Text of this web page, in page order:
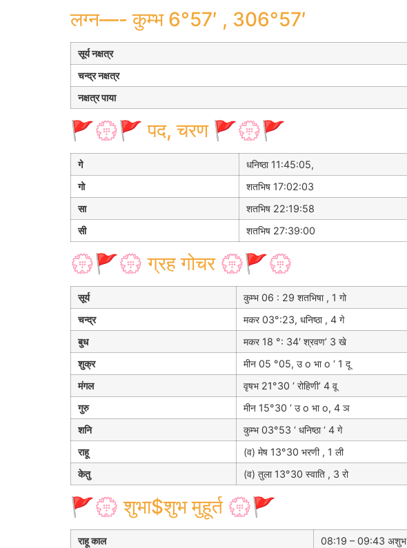
लग्न—- कुम्भ 6°57′ , 306°57′
सूर्य नक्षत्र
चन्द्र नक्षत्र
नक्षत्र पाया
🚩💮🚩 पद, चरण 🚩💮🚩
गे
धनिष्ठा 11:45:05,
गो
शतभिष 17:02:03
सा
शतभिष 22:19:58
सी
शतभिष 27:39:00
💮🚩💮 ग्रह गोचर 💮🚩💮
सूर्य
कुम्भ 06 : 29 शतभिषा , 1 गो
चन्द्र
मकर 03°:23, धनिष्ठा , 4 गे
बुध
मकर 18 °: 34′ श्रवण’ 3 खे
शुक्र
मीन 05 °05, उ o भा o ‘ 1 दू
मंगल
वृषभ 21°30 ‘ रोहिणी’ 4 वू
गुरु
मीन 15°30 ‘ उ o भा o, 4 ञ
शनि
कुम्भ 03°53 ‘ धनिष्ठा ‘ 4 गे
राहू
(व) मेष 13°30 भरणी , 1 ली
केतु
(व) तुला 13°30 स्वाति , 3 रो
🚩💮 शुभा$शुभ मुहूर्त 💮🚩
राहू काल
08:19 – 09:43 अशुभ